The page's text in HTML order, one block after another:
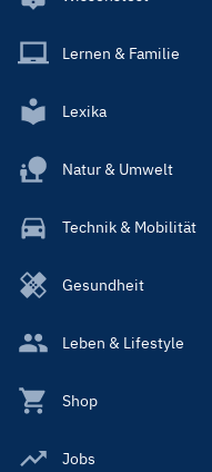
Lernen & Familie
Lexika
Natur & Umwelt
Technik & Mobilität
Gesundheit
Leben & Lifestyle
Shop
Jobs